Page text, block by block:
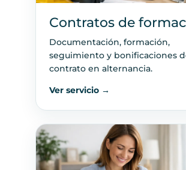
Contratos de
Documentación, formación,
seguimiento y bonificaciones
contrato en alternancia.
Ver servicio →